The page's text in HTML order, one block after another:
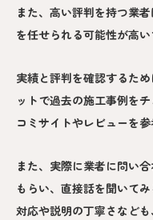
また、高い評判を持つ業
を任せられる可能性が高い
実績と評判を確認するた
ットで過去の施工事例を
コミサイトやレビューを
また、実際に業者に問い
もらい、直接話を聞いて
対応や説明の丁寧さなど